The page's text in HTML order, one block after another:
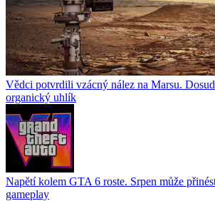
Vědci potvrdili vzácný nález na Marsu.
organický uhlík
Napětí kolem GTA 6 roste. Srpen může
gameplay